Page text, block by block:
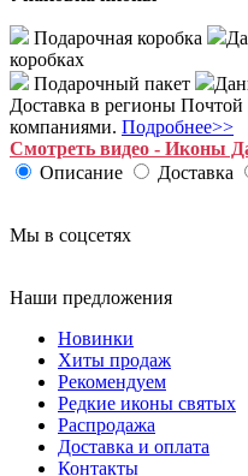
Подарочная коробка
коробках
Подарочный пакет
Доставка в регионы
компаниями. Подробнее>>
Смотреть видео - Иконы
Описание
Доставка
Мы в соцсетях
Наши предложения
Новинки
Хиты продаж
Рекомендуем
Редкие иконы святых
Распродажа
Доставка и оплата
Контакты